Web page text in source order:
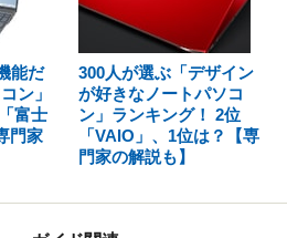
能だ
ン」
富士
門家
300人が選ぶ「デザイン
が好きなノートパソコ
ン」ランキング！ 2位
「VAIO」、1位は？【専
門家の解説も】